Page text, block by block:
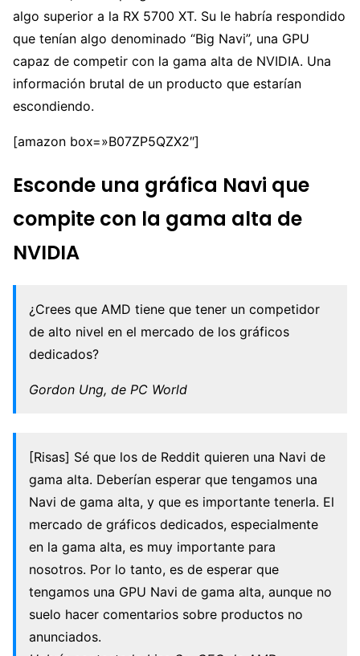
algo superior a la RX 5700 XT. Su le habría respondido
que tenían algo denominado “Big Navi”, una GPU
capaz de competir con la gama alta de NVIDIA. Una
información brutal de un producto que estarían
escondiendo.
[amazon box=»B07ZP5QZX2″]
Esconde una gráfica Navi que
compite con la gama alta de
NVIDIA
¿Crees que AMD tiene que tener un competidor
de alto nivel en el mercado de los gráficos
dedicados?
Gordon Ung, de PC World
[Risas] Sé que los de Reddit quieren una Navi de
gama alta. Deberían esperar que tengamos una
Navi de gama alta, y que es importante tenerla. El
mercado de gráficos dedicados, especialmente
en la gama alta, es muy importante para
nosotros. Por lo tanto, es de esperar que
tengamos una GPU Navi de gama alta, aunque no
suelo hacer comentarios sobre productos no
anunciados.